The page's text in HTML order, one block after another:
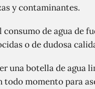
y contaminantes.
consumo de agua de
o de dudosa
una botella de agua
todo momento para